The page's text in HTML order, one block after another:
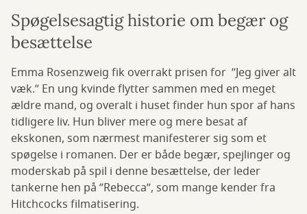
Spøgelsesagtig historie om begær og
besættelse
Emma Rosenzweig fik overrakt prisen for ”Jeg giver alt
væk.” En ung kvinde flytter sammen med en meget
ældre mand, og overalt i huset finder hun spor af hans
tidligere liv. Hun bliver mere og mere besat af
ekskonen, som nærmest manifesterer sig som et
spøgelse i romanen. Der er både begær, spejlinger og
moderskab på spil i denne besættelse, der leder
tankerne hen på ”Rebecca”, som mange kender fra
Hitchcocks filmatisering.